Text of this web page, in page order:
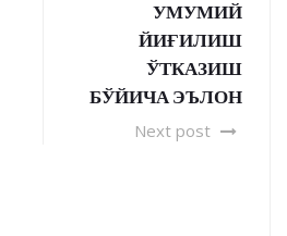
УМУМИЙ
ЙИҒИЛИШ
ЎТКАЗИШ
БЎЙИЧА ЭЪЛОН
Next post